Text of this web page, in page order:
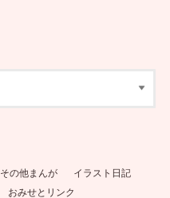
その他まんが
イラスト日記
おみせとリンク